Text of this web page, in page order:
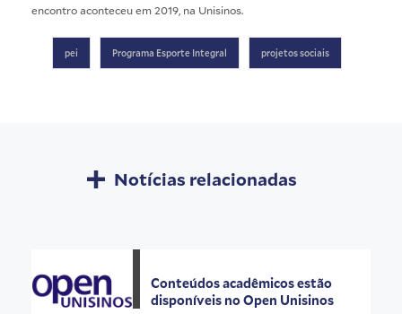
encontro aconteceu em 2019, na Unisinos.
pei Programa Esporte Integral projetos sociais
Notícias relacionadas
Conteúdos acadêmicos estão
disponíveis no Open Unisinos